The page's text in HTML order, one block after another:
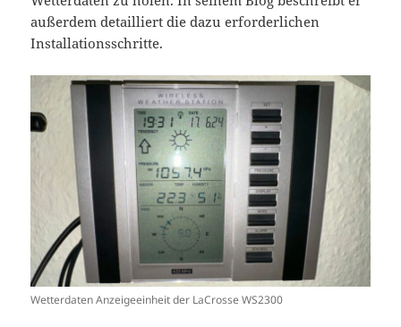
außerdem detailliert die dazu erforderlichen
Installationsschritte.
Wetterdaten Anzeigeeinheit der LaCrosse WS2300